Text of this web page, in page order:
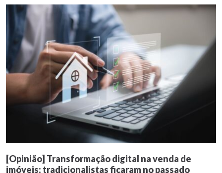
[Opinião] Transformação digital na venda de
imóveis: tradicionalistas ficaram no passado